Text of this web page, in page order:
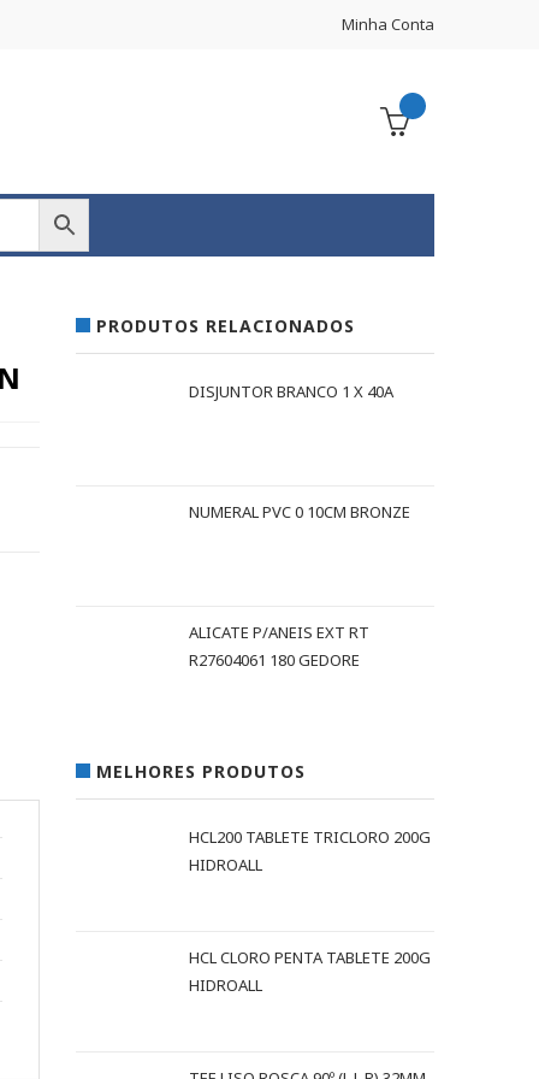
Minha Conta
PRODUTOS RELACIONADOS
DISJUNTOR BRANCO 1 X 40A
NUMERAL PVC 0 10CM BRONZE
ALICATE P/ANEIS EXT RT
R27604061 180 GEDORE
MELHORES PRODUTOS
HCL200 TABLETE TRICLORO 200G
HIDROALL
HCL CLORO PENTA TABLETE 200G
HIDROALL